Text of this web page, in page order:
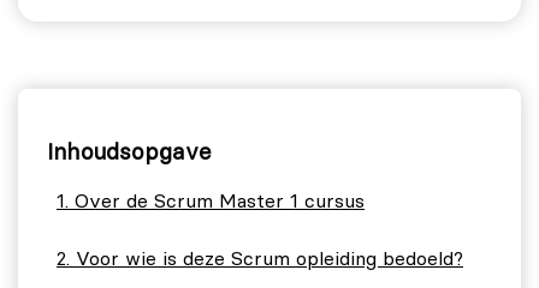
Inhoudsopgave
Over de Scrum Master 1 cursus
Voor wie is deze Scrum opleiding bedoeld?